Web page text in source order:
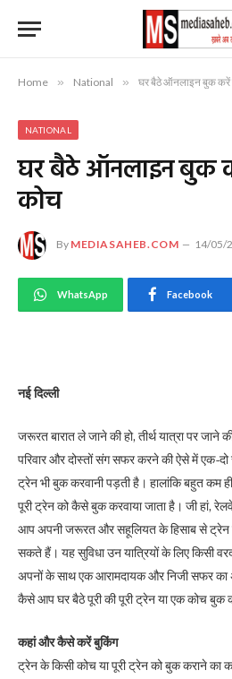
Home » National » घर बैठे ऑनलाइन बुक करें
NATIONAL
घर बैठे ऑनलाइन बुक
कोच
By MEDIASAHEB.COM 14/05/
WhatsApp Facebook
नई दिल्ली
जरूरत बारात ले जाने की हो, तीर्थ यात्रा पर जाने
परिवार और दोस्तों संग सफर करने की ऐसे में एक-दो
ट्रेन भी बुक करवानी पड़ती है। हालांकि बहुत कम
पूरी ट्रेन को कैसे बुक करवाया जाता है। जी हां,
आप अपनी जरूरत और सहूलियत के हिसाब से ट्रेन का
सकते हैं। यह सुविधा उन यात्रियों के लिए किसी
अपनों के साथ एक आरामदायक और निजी सफर
कैसे आप घर बैठे पूरी की पूरी ट्रेन या एक कोच बुक
कहां और कैसे करें बुकिंग
ट्रेन के किसी कोच या पूरी ट्रेन को बुक कराने का